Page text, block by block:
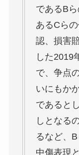
であるB
あるCら
認、損害
した2019
で、争点
いにもか
であると
しとなる
るなど、
中傷表現